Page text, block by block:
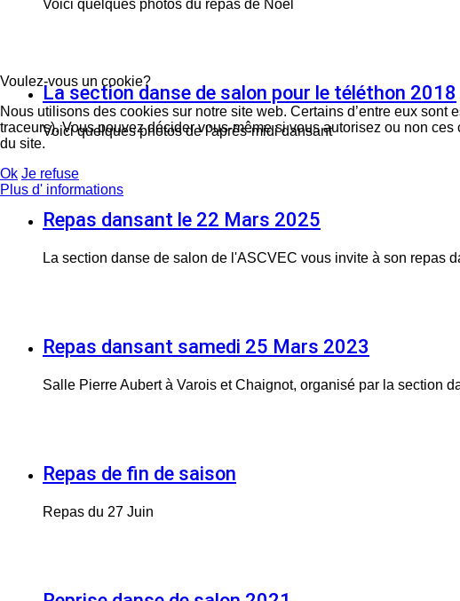
Voici quelques photos du repas de Noël
La section danse de salon pour le téléthon 2018
Voici quelques photos de l'après-midi dansant
Repas dansant le 22 Mars 2025
La section danse de salon de l'ASCVEC vous invite à son repas
Repas dansant samedi 25 Mars 2023
Salle Pierre Aubert à Varois et Chaignot, organisé par la section
Repas de fin de saison
Repas du 27 Juin
Voulez-vous un cookie?
Nous utilisons des cookies sur notre site web. Certains d’entre eux
traceurs). Vous pouvez décider vous-même si vous autorisez ou non
du site.
Ok Je refuse
Plus d' informations